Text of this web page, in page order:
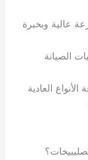
عالية وبخبرة
الصيانة
العادية